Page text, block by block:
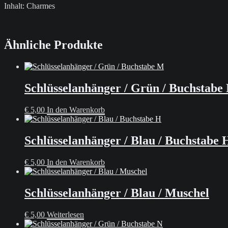
Inhalt: Charmes
Ähnliche Produkte
Schlüsselanhänger / Grün / Buchstabe
€ 5,00 In den Warenkorb
Schlüsselanhänger / Blau / Buchstabe
€ 5,00 In den Warenkorb
Schlüsselanhänger / Blau / Muschel
€ 5,00 Weiterlesen